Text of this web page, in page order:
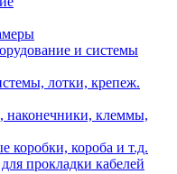
и системы
лотки, крепеж.
наконечники, клеммы,
коробки, короба и т.д.
прокладки кабелей